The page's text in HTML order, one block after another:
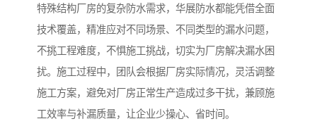
特殊结构厂房的复杂防水需求，华展防水都能凭借全面
技术覆盖，精准应对不同场景、不同类型的漏水问题，
不挑工程难度，不惧施工挑战，切实为厂房解决漏水困
扰。施工过程中，团队会根据厂房实际情况，灵活调整
施工方案，避免对厂房正常生产造成过多干扰，兼顾施
工效率与补漏质量，让企业少操心、省时间。